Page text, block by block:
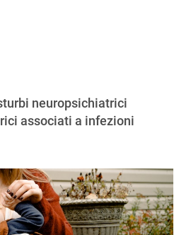
neuropsichiatrici
associati a infezioni